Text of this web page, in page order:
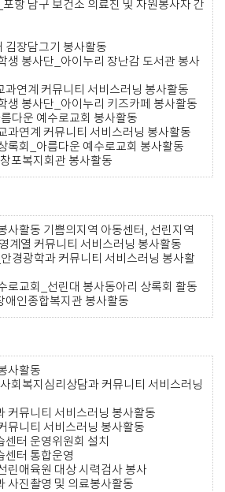
항 남구 보건소 의료진 및 자원봉사자 간
김장담그기 봉사활동
생 봉사단_아이누리 장난감 도서관 봉사
과연계 커뮤니티 서비스러닝 봉사활동
생 봉사단_아이누리 키즈카페 봉사활동
다운 예수로교회 봉사활동
과연계 커뮤니티 서비스러닝 봉사활동
록회_아름다운 예수로교회 봉사활동
포복지회관 봉사활동
사활동 기쁨의지역 아동센터, 선린지역
계열 커뮤니티 서비스러닝 봉사활동
경광학과 커뮤니티 서비스러닝 봉사활
로교회_선린대 봉사동아리 상록회 활동
애인종합복지관 봉사활동
사활동
회복지심리상담과 커뮤니티 서비스러닝
커뮤니티 서비스러닝 봉사활동
뮤니티 서비스러닝 봉사활동
센터 운영위원회 설치
센터 통합운영
린애육원 대상 시력검사 봉사
사진촬영 및 의료봉사활동